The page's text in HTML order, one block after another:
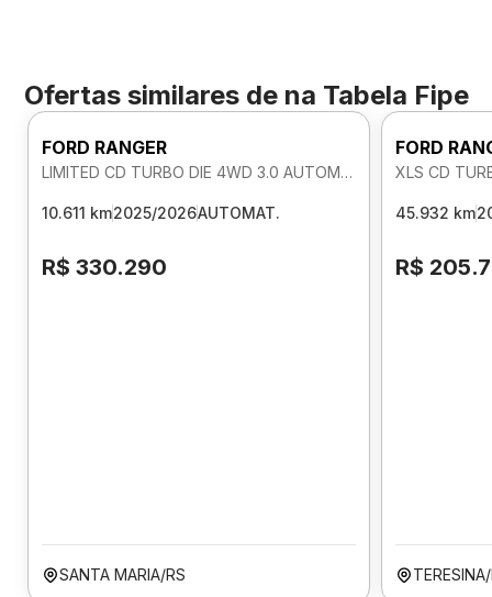
Ofertas similares de na Tabela Fipe
FORD RANGER
LIMITED CD TURBO DIE 4WD 3.0 AUTOMATICO
10.611 km2025/2026AUTOMAT.
R$ 330.290
SANTA MARIA/RS
FORD
XLS CD
45.932 km
R$